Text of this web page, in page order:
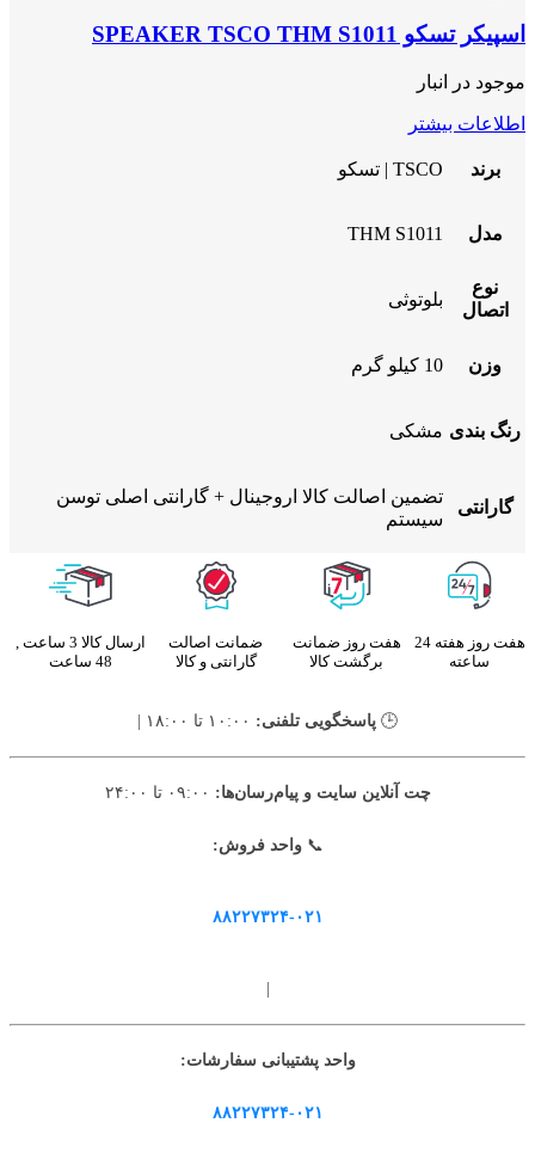
اسپیکر تسکو SPEAKER TSCO THM S1011
موجود در انبار
اطلاعات بیشتر
برند TSCO | تسکو
مدل THM S1011
نوع
اتصال
بلوتوثی
وزن 10 کیلو گرم
رنگ بندی مشکی
گارانتی
تضمین اصالت کالا اروجینال + گارانتی اصلی توسن
سیستم
هفت روز هفته 24
ساعته
هفت روز ضمانت
برگشت کالا
ضمانت اصالت
گارانتی و کالا
ارسال کالا 3 ساعت ,
48 ساعت
🕒 پاسخگویی تلفنی:
چت آنلاین سایت و پیام‌رسان‌ها:
📞واحد فروش:
۸۸۲۲۷۳۲۴-۰۲۱
|
واحد پشتیبانی سفارشات:
۸۸۲۲۷۳۲۴-۰۲۱